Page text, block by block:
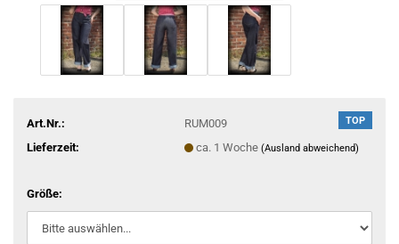
TOP
Art.Nr.:
RUM009
Lieferzeit:
ca. 1 Woche (Ausland abweichend)
Größe: